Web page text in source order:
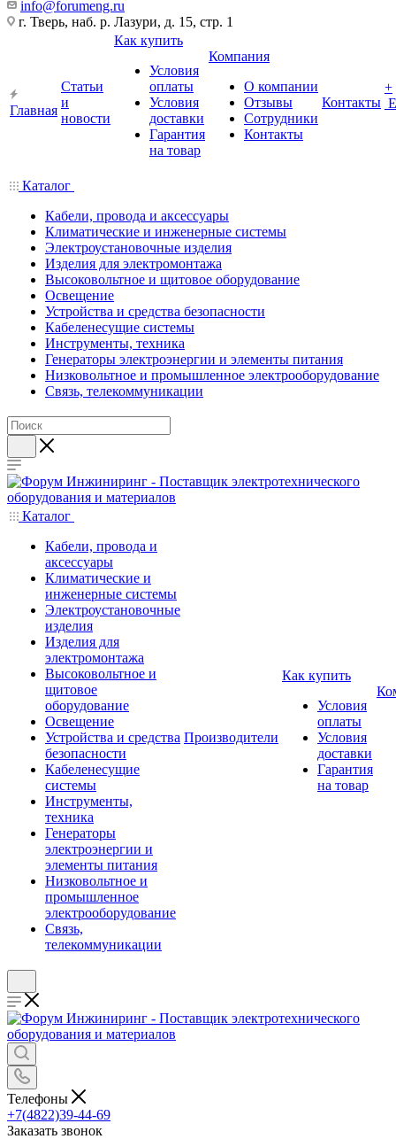
info@forumeng.ru
г. Тверь, наб. р. Лазури, д. 15, стр. 1
Главная
Статьи
и
новости
Как купить
Условия
оплаты
Условия
доставки
Гарантия
на товар
Компания
О компании
Отзывы
Сотрудники
Контакты
Контакты
+
Каталог
Кабели, провода и аксессуары
Климатические и инженерные системы
Электроустановочные изделия
Изделия для электромонтажа
Высоковольтное и щитовое оборудование
Освещение
Устройства и средства безопасности
Кабеленесущие системы
Инструменты, техника
Генераторы электроэнергии и элементы питания
Низковольтное и промышленное электрооборудование
Связь, телекоммуникации
Каталог
Кабели, провода и
аксессуары
Климатические и
инженерные системы
Электроустановочные
изделия
Изделия для
электромонтажа
Высоковольтное и
щитовое
оборудование
Освещение
Устройства и средства
безопасности
Кабеленесущие
системы
Инструменты,
техника
Генераторы
электроэнергии и
элементы питания
Низковольтное и
промышленное
электрооборудование
Связь,
телекоммуникации
Производители
Как купить
Условия
оплаты
Условия
доставки
Гарантия
на товар
Телефоны
+7(4822)39-44-69
Заказать звонок